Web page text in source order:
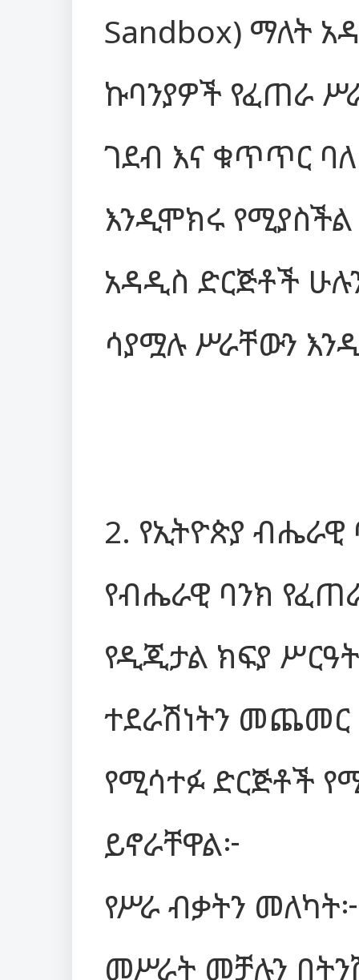
Sandbox) ማለት
ኩባንያዎች የፈጠራ
ገደብ እና ቁጥጥር
እንዲሞክሩ
አዳዲስ ድርጅቶች
ሳያሟሉ ሥራቸውን
2. የኢትዮጵያ
የብሔራዊ ባንክ
የዲጂታል ክፍያ
ተደራሽነትን
የሚሳተፉ ድርጅቶች
ይኖራቸዋል፦
የሥራ ብቃትን
መሥራት መቻሉን